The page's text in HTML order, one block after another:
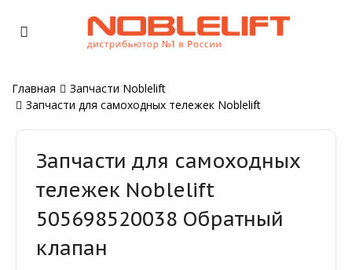
Главная
Запчасти Noblelift
Запчасти для самоходных тележек Noblelift
Запчасти для самоходных
тележек Noblelift
505698520038 Обратный
клапан